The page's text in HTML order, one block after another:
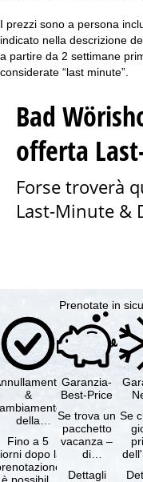
a
g
I prezzi sono a persona
indicato nella descrizione
a partire da 2 settimane
considerate “last minute”.
Bad
offerta
Forse troverà
Last-Minute &
Prenotate in
&
della
gratuiti
Fino a 5
dopo la
Garanzia-
Best-Price
Se trova un
pacchetto
vacanza –
di
Dettagli
Se